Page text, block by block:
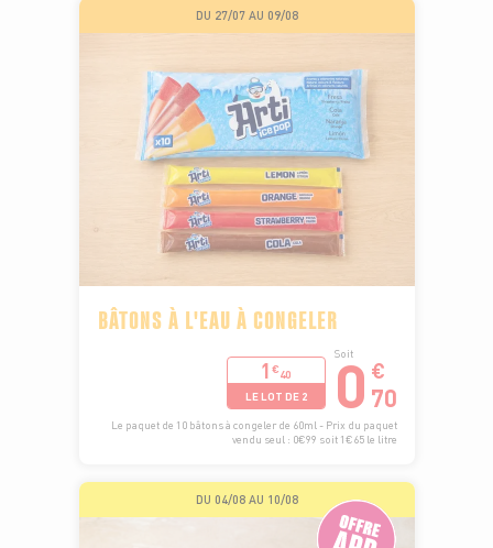
DU 27/07 AU 09/08
BÂTONS À L'EAU À CONGELER
1€40
LE LOT DE 2
Soit
0 €
70
Le paquet de 10 bâtons à congeler de 60ml - Prix du paquet
vendu seul : 0€99 soit 1€65 le litre
DU 04/08 AU 10/08